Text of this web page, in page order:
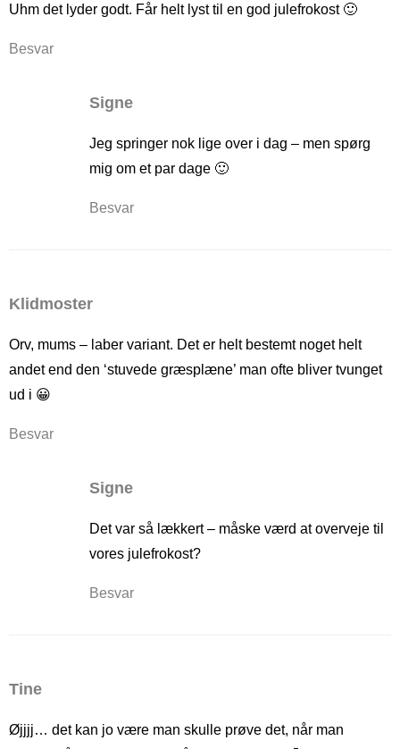
Uhm det lyder godt. Får helt lyst til en god julefrokost 🙂
Besvar
Signe
Jeg springer nok lige over i dag – men spørg
mig om et par dage 🙂
Besvar
Klidmoster
Orv, mums – laber variant. Det er helt bestemt noget helt
andet end den ‘stuvede græsplæne’ man ofte bliver tvunget
ud i 😀
Besvar
Signe
Det var så lækkert – måske værd at overveje til
vores julefrokost?
Besvar
Tine
Øjjjj… det kan jo være man skulle prøve det, når man